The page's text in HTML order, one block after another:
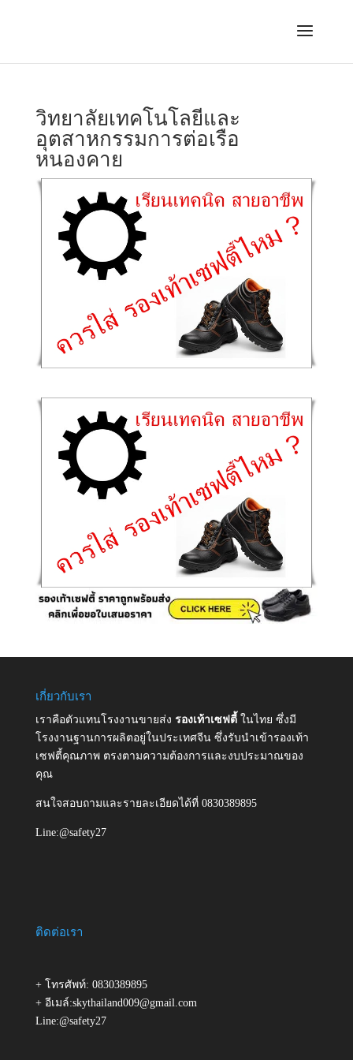
วิทยาลัยเทคโนโลยีและ
อุตสาหกรรมการต่อเรือ
หนองคาย
เกี่ยวกับเรา
เราคือตัวแทนโรงงานขายส่ง รองเท้าเซฟตี้ ในไทย ซึ่งมี
โรงงานฐานการผลิตอยู่ในประเทศจีน ซึ่งรับนำเข้ารองเท้า
เซฟตี้คุณภาพ ตรงตามความต้องการและงบประมาณของ
คุณ
สนใจสอบถามและรายละเอียดได้ที่ 0830389895
Line:@safety27
ติดต่อเรา
+ โทรศัพท์: 0830389895
+ อีเมล์:skythailand009@gmail.com
Line:@safety27